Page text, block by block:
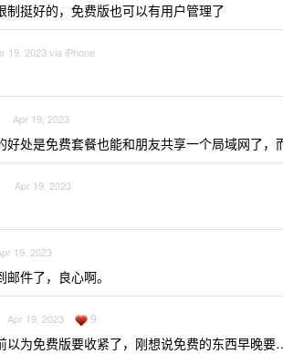
制挺好的，免费版也可以有用户管理了
19, 2023 via iPhone
Apr 19, 2023
好处是免费套餐也能和朋友共享一个局域网了，
Apr 19, 2023
19, 2023
件了，良心啊。
Apr 19, 2023 9
以为免费版要收紧了，刚想说免费的东西早晚